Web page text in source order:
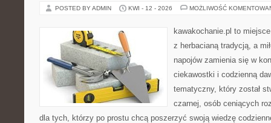
POSTED BY ADMIN KWI - 12 - 2026 MOŻLIWOŚĆ
kawakochanie.pl to
z herbacianą tradycją, a
napojów zamienia się w
ciekawostki i codzienną
tematyczny, który został
czarnej, osób ceniących
dla tych, którzy po prostu chcą poszerzyć swoją wiedzę